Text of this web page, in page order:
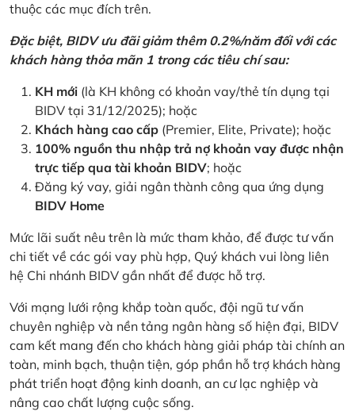
thuộc các mục đích trên.
Đặc biệt, BIDV ưu đãi giảm thêm 0.2%/năm đối với các
khách hàng thỏa mãn 1 trong các tiêu chí sau:
KH mới (là KH không có khoản vay/thẻ tín dụng tại
BIDV tại 31/12/2025); hoặc
Khách hàng cao cấp (Premier, Elite, Private); hoặc
100% nguồn thu nhập trả nợ khoản vay được nhận
trực tiếp qua tài khoản BIDV; hoặc
Đăng ký vay, giải ngân thành công qua ứng dụng
BIDV Home
Mức lãi suất nêu trên là mức tham khảo, để được tư vấn
chi tiết về các gói vay phù hợp, Quý khách vui lòng liên
hệ Chi nhánh BIDV gần nhất để được hỗ trợ.
Với mạng lưới rộng khắp toàn quốc, đội ngũ tư vấn
chuyên nghiệp và nền tảng ngân hàng số hiện đại, BIDV
cam kết mang đến cho khách hàng giải pháp tài chính an
toàn, minh bạch, thuận tiện, góp phần hỗ trợ khách hàng
phát triển hoạt động kinh doanh, an cư lạc nghiệp và
nâng cao chất lượng cuộc sống.